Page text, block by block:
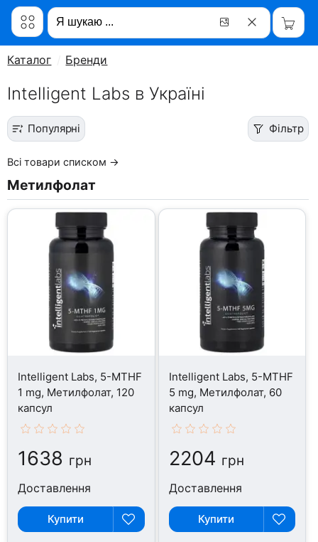
Каталог Бренди
Intelligent Labs в Україні
Популярні Фільтр
Всі товари списком →
Метилфолат
Intelligent Labs, 5-MTHF
1 mg, Метилфолат, 120
капсул
1638 грн
Доставлення
Купити
Intelligent Labs, 5-MTHF
5 mg, Метилфолат, 60
капсул
2204 грн
Доставлення
Купити